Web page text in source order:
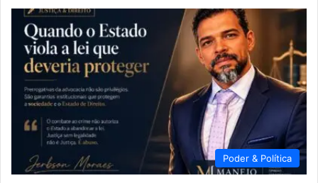
Poder & Política